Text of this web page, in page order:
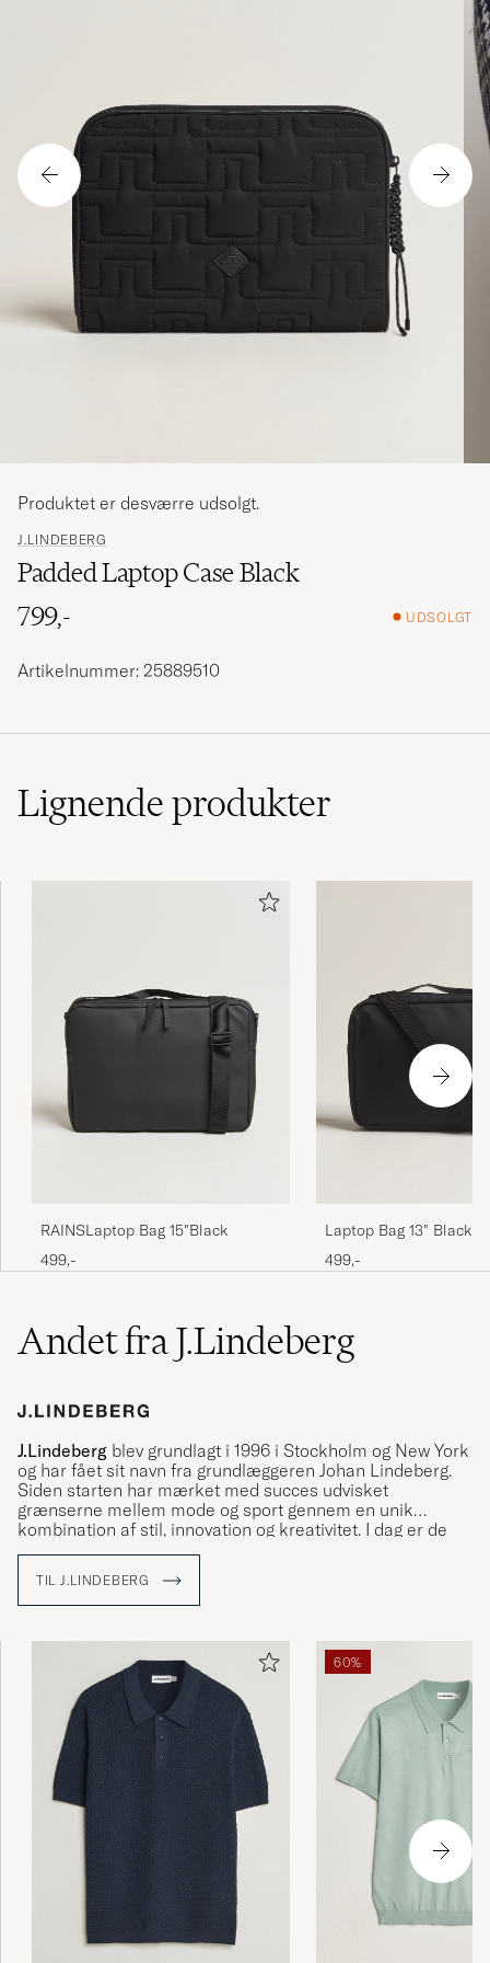
J.LINDEBERG
Padded Laptop Case Black
799,-
UDSOLGT
Produktet er desværre udsolgt.
Artikelnummer: 25889510
Lignendeprodukter
RAINSLaptop Bag 15"Black
499,-
Laptop Bag 13" Black
499,-
Andet fra J.Lindeberg
J.Lindeberg blev grundlagt i 1996 i Stockholm og New York
og har fået sit navn fra grundlæggeren Johan Lindeberg.
Siden starten har mærket med succes udvisket
grænserne mellem mode og sport gennem en unik
kombination af stil, innovation og kreativitet. I dag er de
etableret i over 35 lande.
Med The Bridge som symbol bringer J.Lindeberg kulturer
og ideer sammen ved at skabe tøj, der står for kvalitet,
of Carl, hvor tradition møder modernitet.
TIL J.LINDEBERG
60%